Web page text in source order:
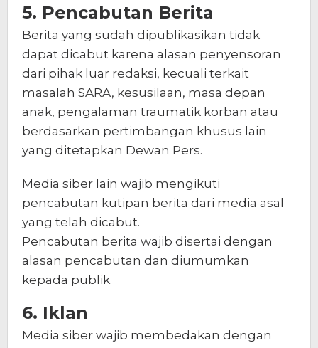
5. Pencabutan Berita
Berita yang sudah dipublikasikan tidak
dapat dicabut karena alasan penyensoran
dari pihak luar redaksi, kecuali terkait
masalah SARA, kesusilaan, masa depan
anak, pengalaman traumatik korban atau
berdasarkan pertimbangan khusus lain
yang ditetapkan Dewan Pers.
Media siber lain wajib mengikuti
pencabutan kutipan berita dari media asal
yang telah dicabut.
Pencabutan berita wajib disertai dengan
alasan pencabutan dan diumumkan
kepada publik.
6. Iklan
Media siber wajib membedakan dengan